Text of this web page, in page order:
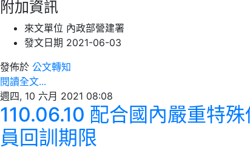
附加資訊
來文單位 內政部營建署
發文日期 2021-06-03
發佈於 公文轉知
閱讀全文...
週四, 10 六月 2021 08:08
110.06.10 配合國內嚴重特
員回訓期限